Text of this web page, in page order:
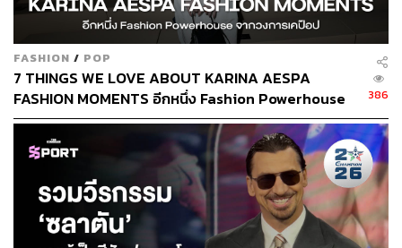
ช่องทางติดตามTHE STANDARD WEALTH
Twitter:twitter.com/standard_wealth
Instagram:
instagram.com/thestandardwealth
https://lin.ee/xfPbXUP
สามารถติดตาม THE STANDARD WEALTH
FASHION / POP
7 THINGS WE LOVE ABOUT KARINA AESPA
FASHION MOMENTS อีกหนึ่ง Fashion Powerhouse
จากวงการเคป๊อป
386